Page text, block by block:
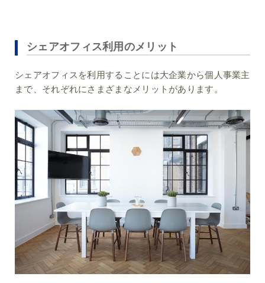
シェアオフィス利用のメリット
シェアオフィスを利用することには大企業から個人事業主
まで、それぞれにさまざまなメリットがあります。